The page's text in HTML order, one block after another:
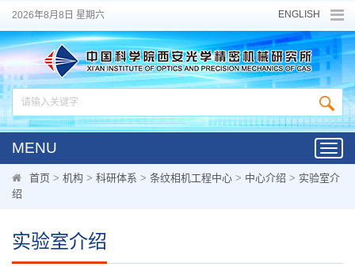
2026年8月8日 星期六 ENGLISH
MENU
首页 > 机构 > 科研体系 > 条纹相机工程中心 > 中心介绍 > 实验室介
绍
实验室介绍